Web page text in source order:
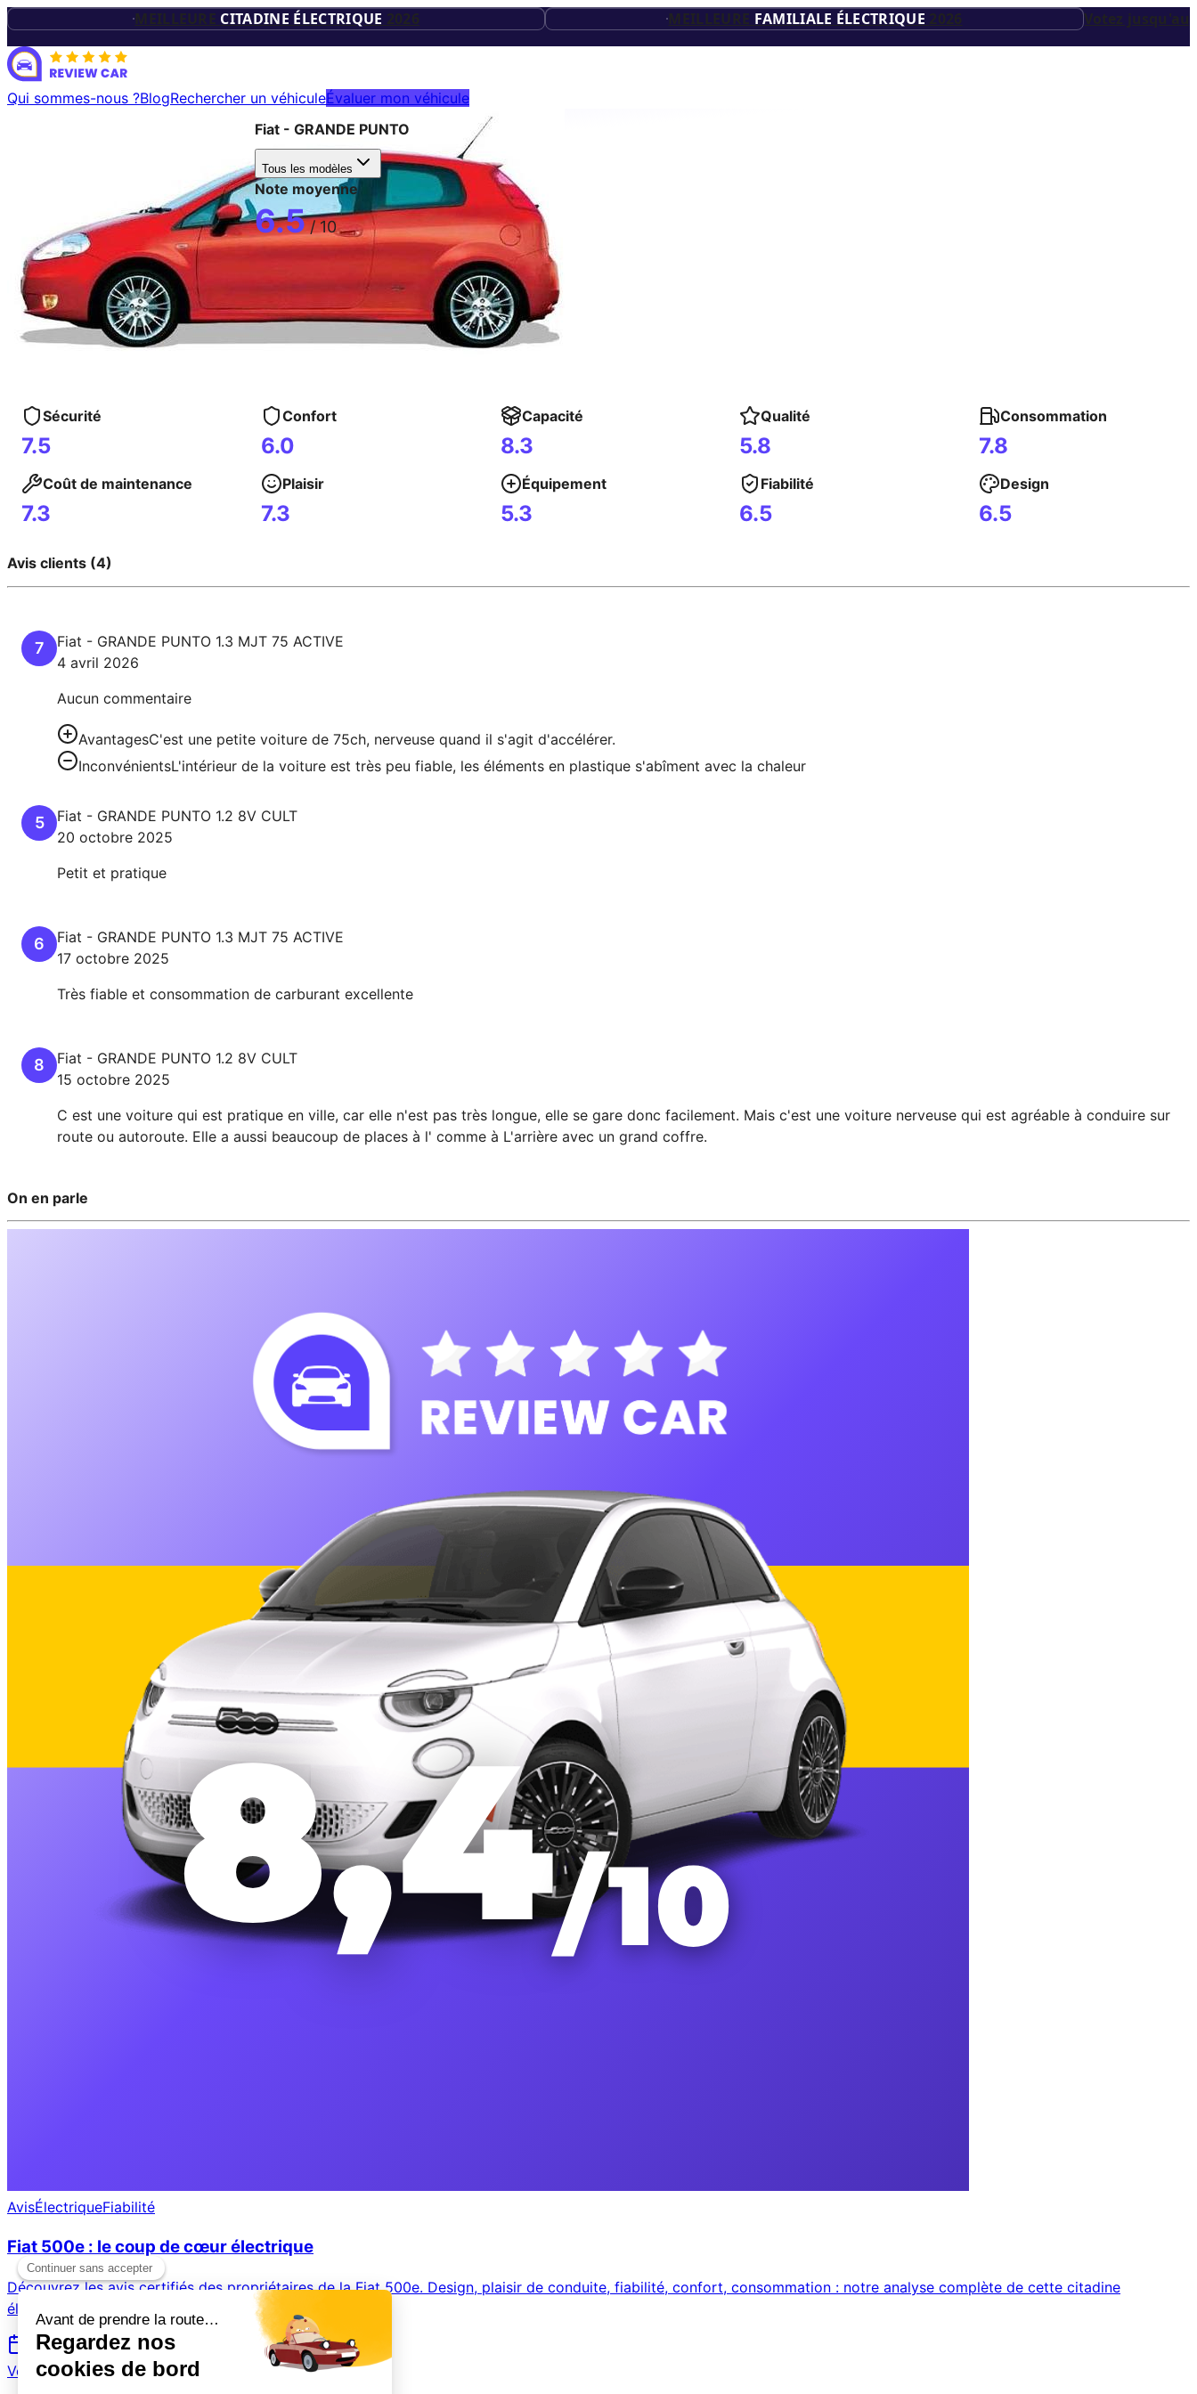
TROPHÉES DES
VÉHICULES
ÉLECTRIQUES
20
26
MEILLEURE CITADINE ÉLECTRIQUE 2026 MEILLEURE FAMILIALE ÉLECTRIQUE 2026 Votez jusqu'au
Qui sommes-nous ?BlogRechercher un véhiculeÉvaluer mon véhicule
Fiat -GRANDE PUNTO
Tous les modèles
Note moyenne
6.5 / 10
Sécurité
7.5
Confort
6.0
Capacité
8.3
Qualité
5.8
Consommation
7.8
Coût de maintenance
7.3
Plaisir
7.3
Équipement
5.3
Fiabilité
6.5
Design
6.5
Avis clients (4)
7 Fiat - GRANDE PUNTO 1.3 MJT 75 ACTIVE
4 avril 2026
Aucun commentaire
AvantagesC'est une petite voiture de 75ch, nerveuse quand il s'agit d'accélérer.
InconvénientsL'intérieur de la voiture est très peu fiable, les éléments en plastique s'abîment avec la chaleur
5 Fiat - GRANDE PUNTO 1.2 8V CULT
20 octobre 2025
Petit et pratique
6 Fiat - GRANDE PUNTO 1.3 MJT 75 ACTIVE
17 octobre 2025
Très fiable et consommation de carburant excellente
8 Fiat - GRANDE PUNTO 1.2 8V CULT
15 octobre 2025
C est une voiture qui est pratique en ville, car elle n'est pas très longue, elle se gare donc facilement. Mais c'est une voiture nerveuse qui est agréable à conduire sur
route ou autoroute. Elle a aussi beaucoup de places à l' comme à L'arrière avec un grand coffre.
On en parle
AvisÉlectriqueFiabilité
Fiat 500e : le coup de cœur électrique
Découvrez les avis certifiés des propriétaires de la Fiat 500e. Design, plaisir de conduite, fiabilité, confort, consommation : notre analyse complète de cette citadine
électrique.
15 juillet 2026
Voir plus →